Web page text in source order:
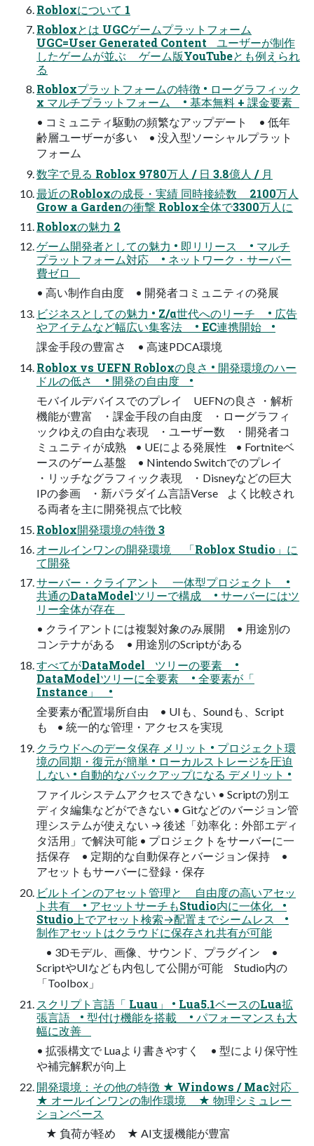
Robloxについて 1
Robloxとは UGCゲームプラットフォーム
UGC=User Generated Content ユーザーが制作
したゲームが並ぶ ゲーム版YouTubeとも例えられ
る
Robloxプラットフォームの特徴 • ローグラフィック
x マルチプラットフォーム • 基本無料 + 課金要素
• コミュニティ駆動の頻繁なアップデート • 低年
齢層ユーザーが多い • 没入型ソーシャルプラット
フォーム
数字で見る Roblox 9780万人 / 日 3.8億人 / 月
最近のRobloxの成長・実績 同時接続数 2100万人
Grow a Gardenの衝撃 Roblox全体で3300万人に
Robloxの魅力 2
ゲーム開発者としての魅力 • 即リリース • マルチ
プラットフォーム対応 • ネットワーク・サーバー
費ゼロ
• 高い制作自由度 • 開発者コミュニティの発展
ビジネスとしての魅力 • Z/α世代へのリーチ • 広告
やアイテムなど幅広い集客法 • EC連携開始 •
課金手段の豊富さ • 高速PDCA環境
Roblox vs UEFN Robloxの良さ • 開発環境のハー
ドルの低さ • 開発の自由度 •
モバイルデバイスでのプレイ UEFNの良さ ・解析
機能が豊富 ・課金手段の自由度 ・ローグラフィ
ックゆえの自由な表現 ・ユーザー数 ・開発者コ
ミュニティが成熟 • UEによる発展性 • Fortniteベ
ースのゲーム基盤 • Nintendo Switchでのプレイ
・リッチなグラフィック表現 ・Disneyなどの巨大
IPの参画 ・新パラダイム言語Verse よく比較され
る両者を主に開発視点で比較
Roblox開発環境の特徴 3
オールインワンの開発環境 「Roblox Studio」に
て開発
サーバー・クライアント 一体型プロジェクト •
共通のDataModelツリーで構成 • サーバーにはツ
リー全体が存在
• クライアントには複製対象のみ展開 • 用途別の
コンテナがある • 用途別のScriptがある
すべてがDataModel ツリーの要素 •
DataModelツリーに全要素 • 全要素が「
Instance」 •
全要素が配置場所自由 • UIも、Soundも、Script
も • 統一的な管理・アクセスを実現
クラウドへのデータ保存 メリット • プロジェクト環
境の同期・復元が簡単 • ローカルストレージを圧迫
しない • 自動的なバックアップになる デメリット •
ファイルシステムアクセスできない • Scriptの別エ
ディタ編集などができない • Gitなどのバージョン管
理システムが使えない → 後述「効率化：外部エディ
タ活用」で解決可能 • プロジェクトをサーバーに一
括保存 • 定期的な自動保存とバージョン保持 •
アセットもサーバーに登録・保存
ビルトインのアセット管理と 自由度の高いアセッ
ト共有 • アセットサーチもStudio内に一体化 •
Studio上でアセット検索→配置までシームレス •
制作アセットはクラウドに保存され共有が可能
• 3Dモデル、画像、サウンド、プラグイン •
ScriptやUIなども内包して公開が可能 Studio内の
「Toolbox」
スクリプト言語「 Luau」 • Lua5.1ベースのLua拡
張言語 • 型付け機能を搭載 • パフォーマンスも大
幅に改善
• 拡張構文で Luaより書きやすく • 型により保守性
や補完解釈が向上
開発環境：その他の特徴 ★ Windows / Mac対応
★ オールインワンの制作環境 ★ 物理シミュレー
ションベース
★ 負荷が軽め ★ AI支援機能が豊富